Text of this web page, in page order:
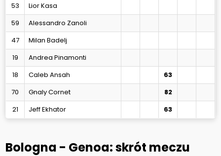
53
Lior Kasa
59
Alessandro Zanoli
47
Milan Badelj
19
Andrea Pinamonti
18
Caleb Ansah 63
70 Gnaly Cornet 82
21 Jeff Ekhator 63
Bologna - Genoa: skrót meczu